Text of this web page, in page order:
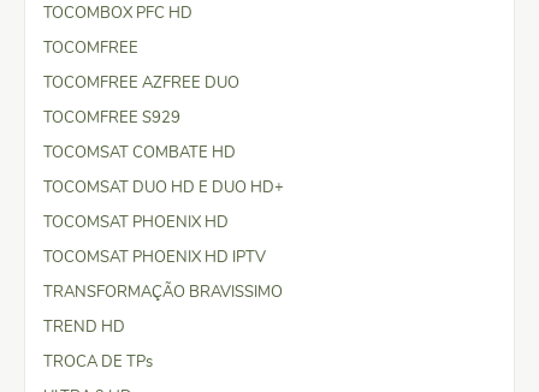
TOCOMBOX PFC HD
TOCOMFREE
TOCOMFREE AZFREE DUO
TOCOMFREE S929
TOCOMSAT COMBATE HD
TOCOMSAT DUO HD E DUO HD+
TOCOMSAT PHOENIX HD
TOCOMSAT PHOENIX HD IPTV
TRANSFORMAÇÃO BRAVISSIMO
TREND HD
TROCA DE TPs